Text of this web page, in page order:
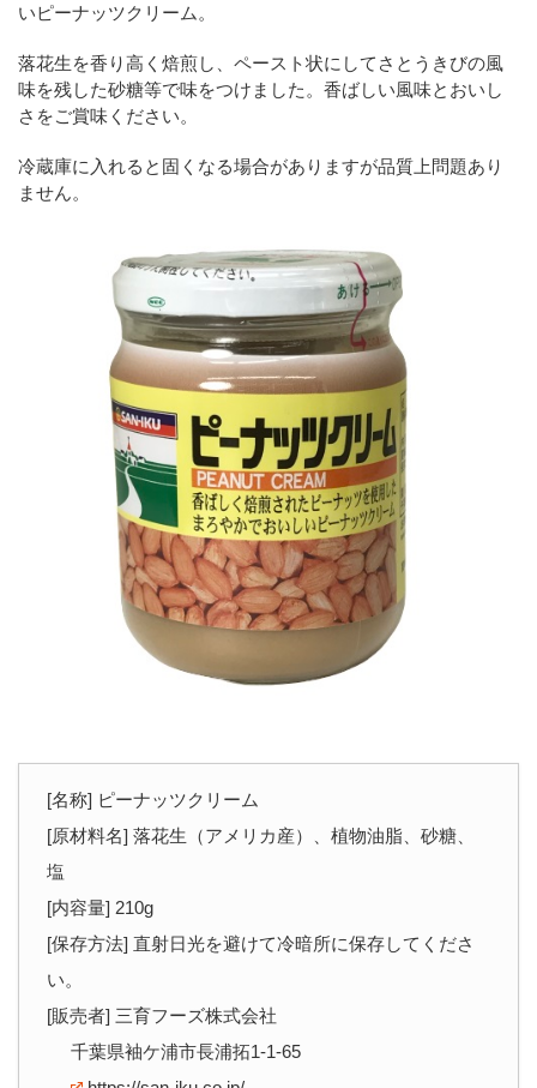
いピーナッツクリーム。
落花生を香り高く焙煎し、ペースト状にしてさとうきびの風
味を残した砂糖等で味をつけました。香ばしい風味とおいし
さをご賞味ください。
冷蔵庫に入れると固くなる場合がありますが品質上問題あり
ません。
[名称] ピーナッツクリーム
[原材料名] 落花生（アメリカ産）、植物油脂、砂糖、
塩
[内容量] 210g
[保存方法] 直射日光を避けて冷暗所に保存してくださ
い。
[販売者] 三育フーズ株式会社
千葉県袖ケ浦市長浦拓1-1-65